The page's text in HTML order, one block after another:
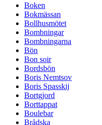
Boken
Bokmässan
Bollhusmötet
Bombningar
Bombningarna
Bön
Bon soir
Bordsbön
Boris Nemtsov
Boris Spasskij
Bortgjord
Borttappat
Boulebar
Brådska